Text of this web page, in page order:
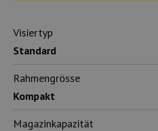
Visiertyp
Standard
Rahmengrösse
Kompakt
Magazinkapazität